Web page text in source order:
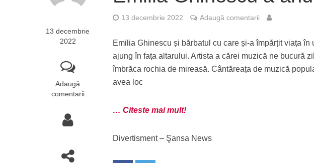
13 decembrie
2022
Adaugă
comentarii
13 decembrie 2022 Adaugă comentarii
Emilia Ghinescu și bărbatul cu care și-a împărțit viața
ajung în fața altarului. Artista a cărei muzică ne bucură
îmbrăca rochia de mireasă. Cântăreața de muzică
avea loc
… Citeste mai mult!
Divertisment – Şansa News